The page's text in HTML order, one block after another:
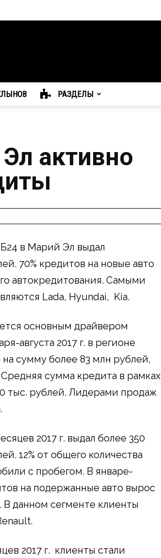
РАЗДЕЛЫ
активно
в Марий Эл выдал
70% кредитов на новые авто
автокредитования. Самыми
Lada, Hyundai, Kia.
основным драйвером
августа 2017 г. в регионе
сумму более 83 млн рублей,
сумма кредита в рамках
тыс. рублей. Лидерами продаж
2017 г. выдал более 350
12% от общего количества
с пробегом. В январе-
на подержанные авто вырос
В данном сегменте клиенты
2017 г. клиенты стали